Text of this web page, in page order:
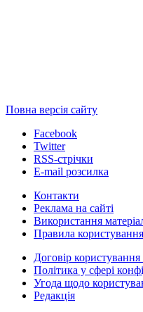
Повна версія сайту
Facebook
Twitter
RSS-стрічки
E-mail розсилка
Контакти
Реклама на сайті
Використання
Правила
Договір
Політика у сфері
Угода щодо
Редакція